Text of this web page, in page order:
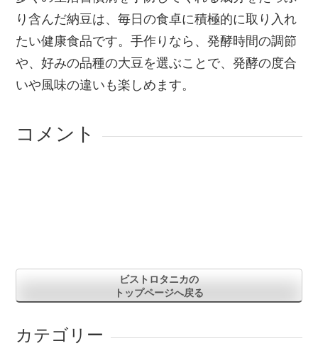
り含んだ納豆は、毎日の食卓に積極的に取り入れ
たい健康食品です。手作りなら、発酵時間の調節
や、好みの品種の大豆を選ぶことで、発酵の度合
いや風味の違いも楽しめます。
コメント
ビストロタニカの
トップページへ戻る
カテゴリー